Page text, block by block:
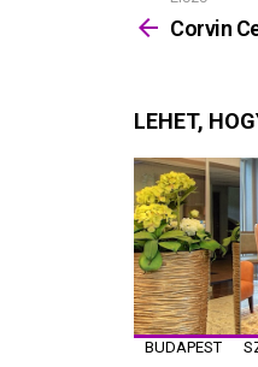
többetCorvin
LEHET,
BUDAPEST